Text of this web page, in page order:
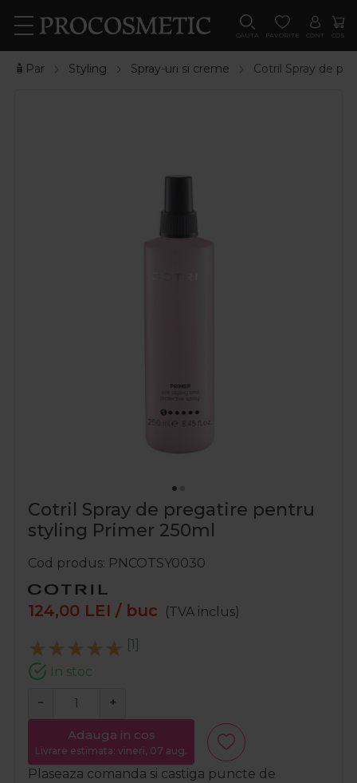
CAUTA FAVORITE CONT COS
🧴Par Styling Spray-uri si creme Cotril Spray de
Cotril Spray de pregatire pentru
styling Primer 250ml
Cod produs PNCOTSY0030
124,00 LEI / buc (TVA inclus)
[1]
In stoc
− +
Adauga in cos
Livrare estimata: vineri, 07 aug.
Plaseaza comanda si castiga puncte de